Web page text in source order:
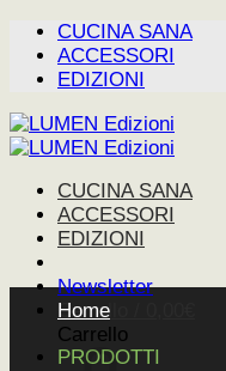
Salta
contenuti
CUCINA SANA
ACCESSORI
EDIZIONI
CUCINA SANA
ACCESSORI
EDIZIONI
Newsletter
Carrello /
Carrello
Home
PRODOTTI